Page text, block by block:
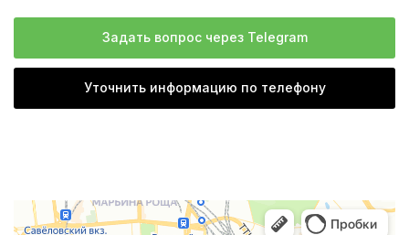
Задать вопрос через Telegram
Уточнить информацию по телефону